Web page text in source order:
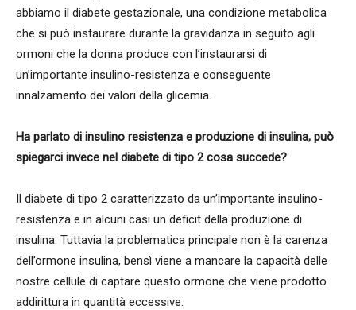
abbiamo il diabete gestazionale, una condizione metabolica
che si può instaurare durante la gravidanza in seguito agli
ormoni che la donna produce con l’instaurarsi di
un’importante insulino-resistenza e conseguente
innalzamento dei valori della glicemia.
Ha parlato di insulino resistenza e produzione di insulina, può
spiegarci invece nel diabete di tipo 2 cosa succede?
Il diabete di tipo 2 caratterizzato da un’importante insulino-
resistenza e in alcuni casi un deficit della produzione di
insulina. Tuttavia la problematica principale non è la carenza
dell’ormone insulina, bensì viene a mancare la capacità delle
nostre cellule di captare questo ormone che viene prodotto
addirittura in quantità eccessive.